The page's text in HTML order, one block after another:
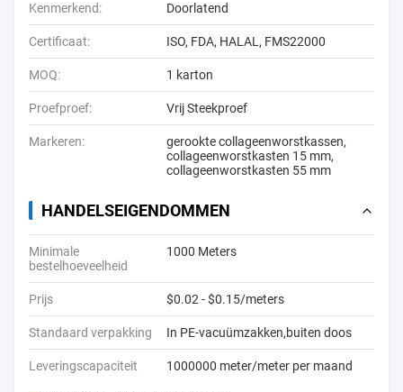
Kenmerkend: Doorlatend
Certificaat: ISO, FDA, HALAL, FMS22000
MOQ: 1 karton
Proefproef: Vrij Steekproef
Markeren: gerookte collageenworstkassen,
collageenworstkasten 15 mm,
collageenworstkasten 55 mm
HANDELSEIGENDOMMEN
Minimale
bestelhoeveelheid
1000 Meters
Prijs $0.02 - $0.15/meters
Standaard verpakking In PE-vacuümzakken,buiten doos
Leveringscapaciteit 1000000 meter/meter per maand